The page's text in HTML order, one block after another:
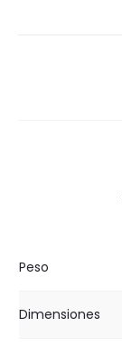
Peso
Dimensiones